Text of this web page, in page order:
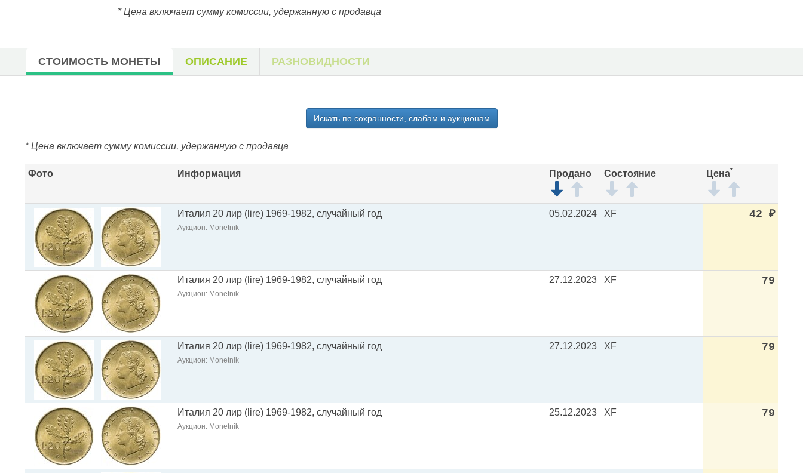
* Цена включает сумму комиссии, удержанную с продавца
СТОИМОСТЬ МОНЕТЫ ОПИСАНИЕ РАЗНОВИДНОСТИ
Искать по сохранности, слабам и аукционам
* Цена включает сумму комиссии, удержанную с продавца
Фото Информация Продано Состояние Цена*
Италия 20 лир (lire) 1969-1982, случайный год
Аукцион: Monetnik
05.02.2024 XF 42 ₽
Италия 20 лир (lire) 1969-1982, случайный год
Аукцион: Monetnik
27.12.2023 XF 79
Италия 20 лир (lire) 1969-1982, случайный год
Аукцион: Monetnik
27.12.2023 XF 79
Италия 20 лир (lire) 1969-1982, случайный год
Аукцион: Monetnik
25.12.2023 XF 79